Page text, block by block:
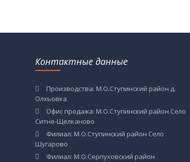
Контактные данные
Производства: М.О.Ступинский район д.
Олхьовка
Офис продажа: М.О.Ступинский район Село
Ситне-Щелканово
Филиал: М.О.Ступинский район Село
Шугарово
Филиал: М.О.Серпуховский район